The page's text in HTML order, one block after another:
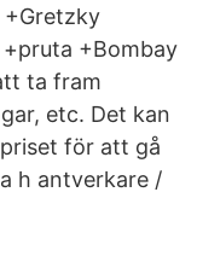
+Bombay
ta fram
etc. Det kan
för att gå
h antverkare /